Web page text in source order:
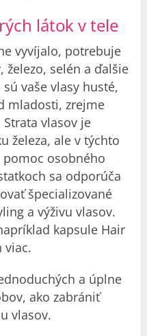
látok v tele
vyvíjalo, potrebuje
selén a ďalšie
vaše vlasy husté,
mladosti, zrejme
vlasov je
železa, ale v týchto
osobného
sa odporúča
špecializované
a výživu vlasov.
kapsule Hair
viac.
a úplne
ako zabrániť
vlasov.